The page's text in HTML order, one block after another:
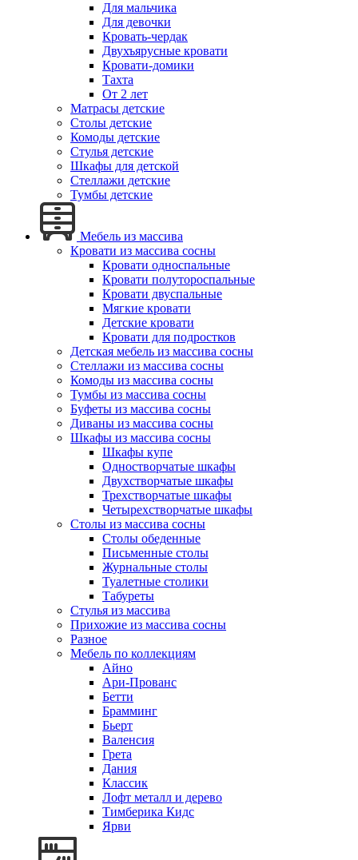
Для мальчика
Для девочки
Кровать-чердак
Двухъярусные кровати
Кровати-домики
Тахта
От 2 лет
Матрасы детские
Столы детские
Комоды детские
Стулья детские
Шкафы для детской
Стеллажи детские
Тумбы детские
Мебель из массива
Кровати из массива сосны
Кровати односпальные
Кровати полутороспальные
Кровати двуспальные
Мягкие кровати
Детские кровати
Кровати для подростков
Детская мебель из массива сосны
Стеллажи из массива сосны
Комоды из массива сосны
Тумбы из массива сосны
Буфеты из массива сосны
Диваны из массива сосны
Шкафы из массива сосны
Шкафы купе
Одностворчатые шкафы
Двухстворчатые шкафы
Трехстворчатые шкафы
Четырехстворчатые шкафы
Столы из массива сосны
Столы обеденные
Письменные столы
Журнальные столы
Туалетные столики
Табуреты
Стулья из массива
Прихожие из массива сосны
Разное
Мебель по коллекциям
Айно
Ари-Прованс
Бетти
Брамминг
Бьерт
Валенсия
Грета
Дания
Классик
Лофт металл и дерево
Тимберика Кидс
Ярви